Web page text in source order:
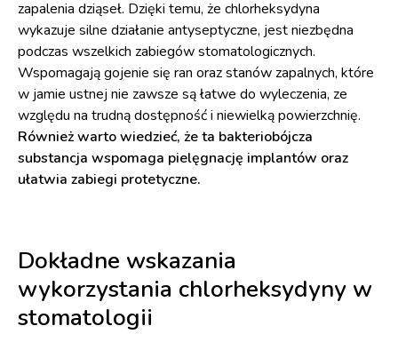
zapalenia dziąseł. Dzięki temu, że chlorheksydyna
wykazuje silne działanie antyseptyczne, jest niezbędna
podczas wszelkich zabiegów stomatologicznych.
Wspomagają gojenie się ran oraz stanów zapalnych, które
w jamie ustnej nie zawsze są łatwe do wyleczenia, ze
względu na trudną dostępność i niewielką powierzchnię.
Również warto wiedzieć, że ta bakteriobójcza
substancja wspomaga pielęgnację implantów oraz
ułatwia zabiegi protetyczne.
Dokładne wskazania
wykorzystania chlorheksydyny w
stomatologii